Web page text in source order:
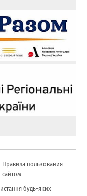
Правила пользования
сайтом
будь-яких